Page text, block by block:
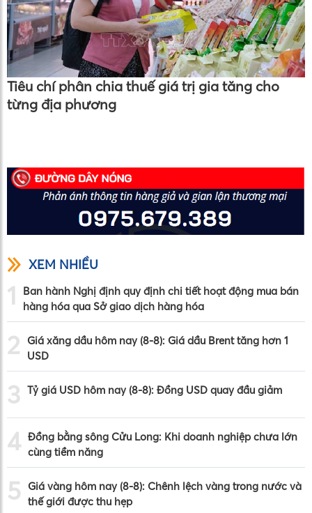
Tiêu chí phân chia thuế giá trị gia tăng cho
từng địa phương
XEM NHIỀU
1
Ban hành Nghị định quy định chi tiết hoạt động mua bán
hàng hóa qua Sở giao dịch hàng hóa
2
Giá xăng dầu hôm nay (8-8): Giá dầu Brent tăng hơn 1
USD
3 Tỷ giá USD hôm nay (8-8): Đồng USD quay đầu giảm
4 Đồng bằng sông Cửu Long: Khi doanh nghiệp chưa lớn
cùng tiềm năng
5
Giá vàng hôm nay (8-8): Chênh lệch vàng trong nước và
thế giới được thu hẹp